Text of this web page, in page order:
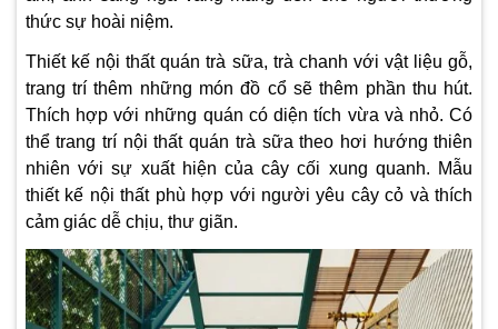
thức sự hoài niệm.
Thiết kế nội thất quán trà sữa, trà chanh với vật liệu gỗ,
trang trí thêm những món đồ cổ sẽ thêm phần thu hút.
Thích hợp với những quán có diện tích vừa và nhỏ.Có
thể trang trí nội thất quán trà sữa theo hơi hướng thiên
nhiên với sự xuất hiện của cây cối xung quanh. Mẫu
thiết kế nội thất phù hợp với người yêu cây cỏ và thích
cảm giác dễ chịu, thư giãn.